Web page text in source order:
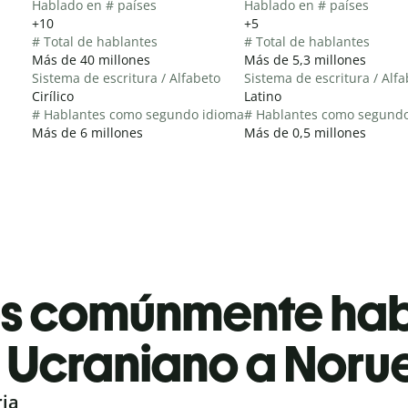
Hablado en # países
+10
# Total de hablantes
Más de 40 millones
Sistema de escritura / Alfabeto
Cirílico
# Hablantes como segundo idioma
Más de 6 millones
Hablado en # países
+5
# Total de hablantes
Más de 5,3 millones
Sistema de escritura /
Latino
# Hablantes como
Más de 0,5 millones
comúnmente
Ucraniano a